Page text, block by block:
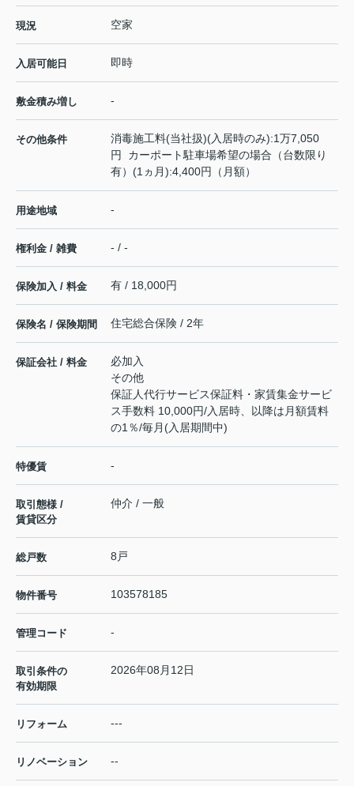
現況 空家
入居可能日 即時
敷金積み増し -
その他条件
消毒施工料(当社扱)(入居時のみ):1万7,050
円 カーポート駐車場希望の場合（台数限り
有）(1ヵ月):4,400円（月額）
用途地域 -
権利金 / 雑費 - / -
保険加入 / 料金 有 / 18,000円
保険名 / 保険期間 住宅総合保険 / 2年
保証会社 / 料金
必加入
その他
保証人代行サービス保証料・家賃集金サービ
ス手数料 10,000円/入居時、以降は月額賃料
の1％/毎月(入居期間中)
特優賃 -
取引態様 /
賃貸区分
仲介 / 一般
総戸数 8戸
物件番号 103578185
管理コード -
取引条件の
有効期限
2026年08月12日
リフォーム ---
リノベーション --